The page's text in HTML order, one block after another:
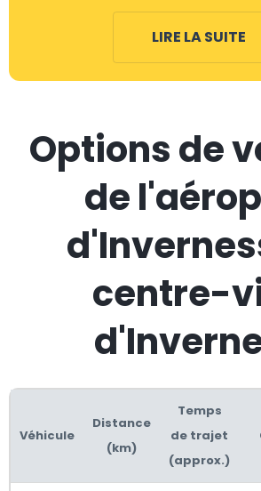
LIRE LA SUITE
Options de
de
centre-
Véhicule
Distance
(km)
Temps
de trajet
(approx.)